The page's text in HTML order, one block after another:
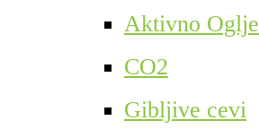
Aktivno Oglje
CO2
Gibljive cevi